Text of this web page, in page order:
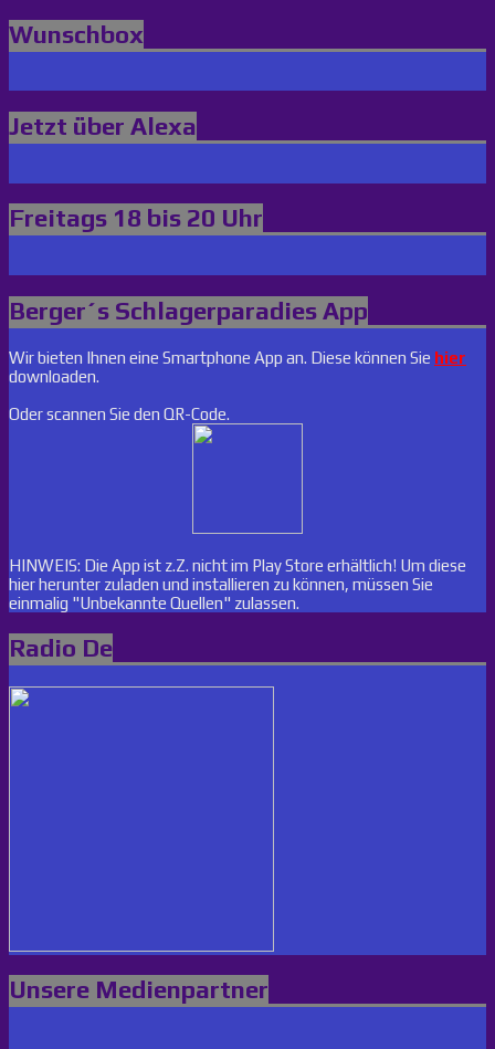
Wunschbox
Jetzt über Alexa
Freitags 18 bis 20 Uhr
Berger´s Schlagerparadies App
Wir bieten Ihnen eine Smartphone App an. Diese können Sie hier
downloaden.
Oder scannen Sie den QR-Code.
HINWEIS: Die App ist z.Z. nicht im Play Store erhältlich! Um diese
hier herunter zuladen und installieren zu können, müssen Sie
einmalig "Unbekannte Quellen" zulassen.
Radio De
Unsere Medienpartner